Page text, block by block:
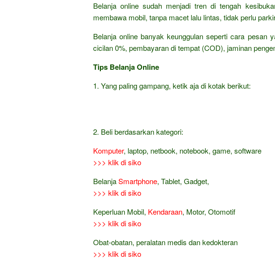
Belanja online sudah menjadi tren di tengah
membawa mobil, tanpa macet lalu lintas, tidak perlu
Belanja online banyak keunggulan seperti cara pesan
cicilan 0%, pembayaran di tempat (COD), jaminan
Tips Belanja Online
1. Yang paling gampang, ketik aja di kotak berikut:
2. Beli berdasarkan kategori:
Komputer, laptop, netbook, notebook, game, software
>>> klik di siko
BelanjaSmartphone, Tablet, Gadget,
>>> klik di siko
Keperluan Mobil, Kendaraan, Motor, Otomotif
>>> klik di siko
Obat-obatan, peralatan medis dan kedokteran
>>> klik di siko